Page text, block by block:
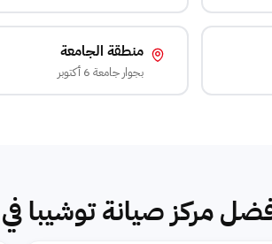
منطقة الجامعة
بجوار جامعة 6 أكتوبر
صيانة توشيبا في 6 أكتوبر؟